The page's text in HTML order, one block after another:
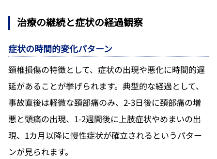
治療の継続と症状の経過観察
症状の時間的変化パターン
頚椎損傷の特徴として、症状の出現や悪化に時間的遅
延があることが挙げられます。典型的な経過として、
事故直後は軽微な頚部痛のみ、2-3日後に頚部痛の増
悪と頭痛の出現、1-2週間後に上肢症状やめまいの出
現、1カ月以降に慢性症状が確立されるというパター
ンが見られます。